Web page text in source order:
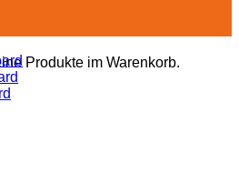
Produkte im Warenkorb.